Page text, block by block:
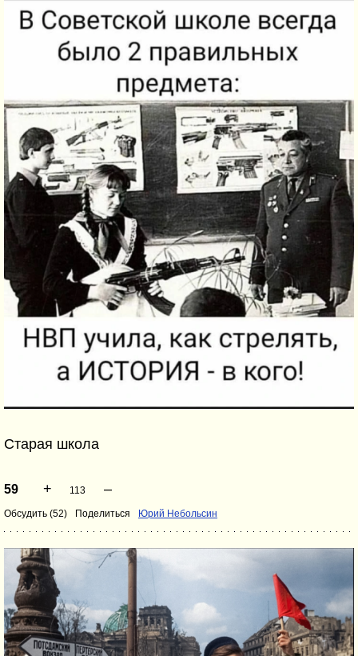
Старая школа
59 + 113 –
Обсудить (52) Поделиться Юрий Небольсин